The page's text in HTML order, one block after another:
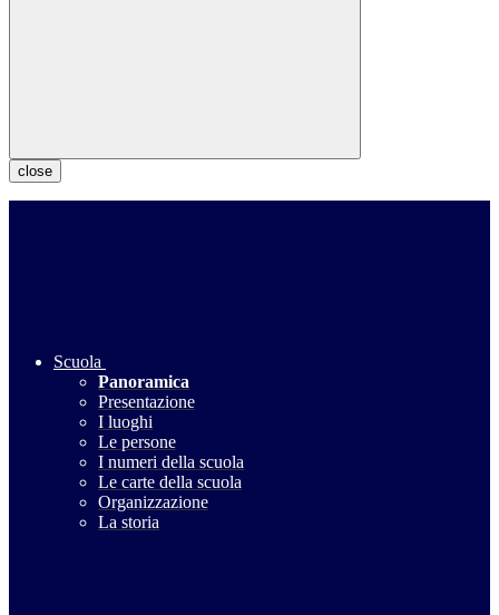
close
Scuola
Panoramica
Presentazione
I luoghi
Le persone
I numeri della scuola
Le carte della scuola
Organizzazione
La storia